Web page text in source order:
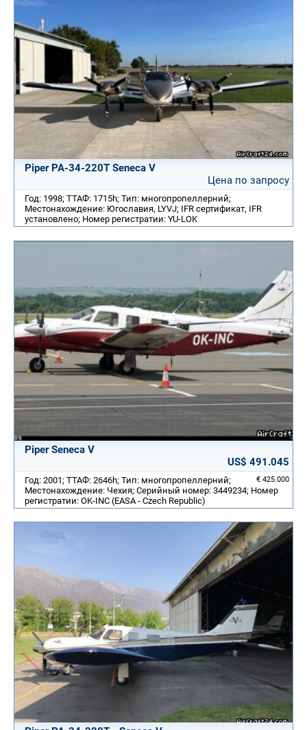
Piper PA-34-220T Seneca V
Цена по запросу
Год: 1998; ТТАФ: 1715h; Тип: многопропеллерний;
Местонахождение: Югославия, LYVJ; IFR сертификат, IFR
установлено; Номер регистратии: YU-LOK
Piper Seneca V
US$ 491.045
€ 425.000
Год: 2001; ТТАФ: 2646h; Тип: многопропеллерний;
Местонахождение: Чехия; Серийный номер: 3449234; Номер
регистратии: OK-INC (EASA - Czech Republic)